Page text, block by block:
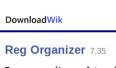
Reg Organizer 7.35